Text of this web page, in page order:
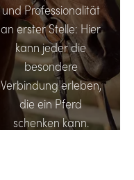
und Professionalität
an erster Stelle: Hier
kann jeder die
besondere
Verbindung erleben,
die ein Pferd
schenken kann.